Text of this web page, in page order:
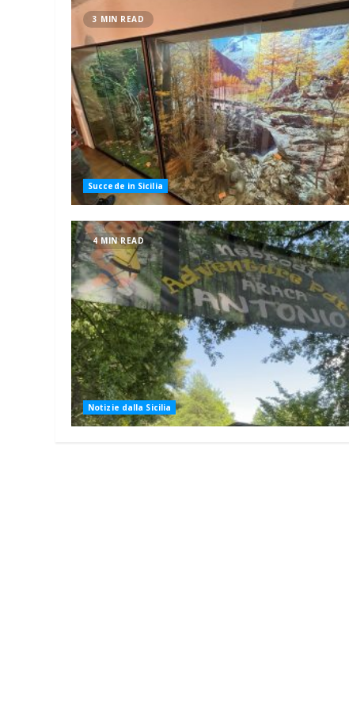
3 MIN READ
Succede in Sicilia
4 MIN READ
Notizie dalla Sicilia